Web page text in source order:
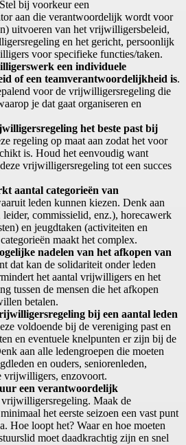
bij voorkeur een
aan die verantwoordelijk wordt voor
uitvoeren van het vrijwilligersbeleid,
en het gericht, persoonlijk
voor specifieke functies/taken.
een individuele
of een teamverantwoordelijkheid is.
voor de vrijwilligersregeling die
je dat gaat organiseren en
het beste past bij
regeling op maat aan zodat het voor
is. Houd het eenvoudig want
vrijwilligersregeling tot een succes
aantal categorieën van
leden kunnen kiezen. Denk aan
commissielid, enz.), horecawerk
en jeugdtaken (activiteiten en
maakt het complex.
nadelen van het afkopen van
dat kan de solidariteit onder leden
het aantal vrijwilligers en het
tussen de mensen die het afkopen
betalen.
bij een aantal leden
voldoende bij de vereniging past en
en eventuele knelpunten er zijn bij de
aan alle ledengroepen die moeten
en ouders, seniorenleden,
vrijwilligers, enzovoort.
een verantwoordelijk
Maak de
het eerste seizoen een vast punt
Hoe loopt het? Waar en hoe moeten
moet daadkrachtig zijn en snel